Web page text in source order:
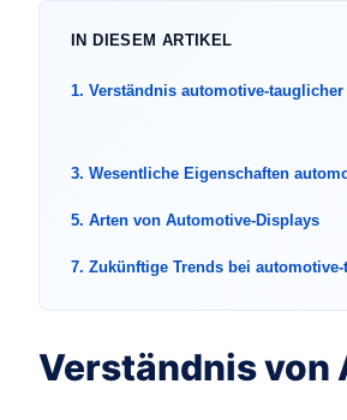
IN DIESEM ARTIKEL
1. Verständnis automotive-
3. Wesentliche Eigenschaften
5. Arten von Automotive-Displays
7. Zukünftige Trends bei
Verständnis